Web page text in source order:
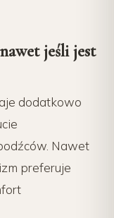
jeśli jest
dodatkowo
Nawet
preferuje